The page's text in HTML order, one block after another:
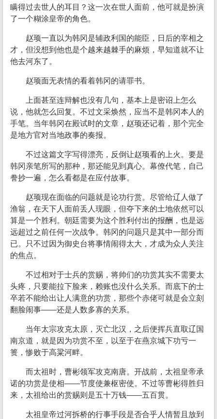
瞒得过去世人的耳目？这一次在世人面前，他可就是扮演
了一个糊涂皇帝的角色。
赵顼一直以为韩冈是辅政利国的能臣，日后的宰相之
才，但没想到他也是个越来越棘手的麻烦，早知道就不让
他去河东了。
赵顼面无表情的看着韩冈的请罪书。
上面甚至连辩解也没有几句，基本上是密诏上怎么
说，他就怎么回复。不过文采焕然，应当不是韩冈本人的
手笔。当年韩冈在殿试时的文章，赵顼还记着，那个完全
是地方官对当地政事的奏报。
不过这篇文字写得漂亮，反倒让赵顼看的上火。要是
韩冈亲笔所写的那种，那还能见到真心。幕僚代笔，自己
誊抄一遍，怎么看都是在应付故事。
赵顼现在面临的问题就是论功行赏。尽管给辽人做了
渔翁，在天下人面前丢人现眼，但夺下来的土地依然可以
算是一个胜利。朝廷需要为这个胜利付出的报酬，也是远
远超过之前任何一次战争。韩冈的问题只是其中一部分而
已。只不过因为御史台将事情闹得太大，才成为众人关注
的焦点。
不过相对于士兵的赏赐，将帅们的功赏其实不需要太
头疼，只要能拉下脸来，赖账也没什么关系。而底下的士
卒若不能给出让人满意的功赏，那些个赤佬可就是会立刻
翻脸闹事——还是人数多寡的关系。
当年太宗攻克太原，灭亡北汉，之后便挥兵直取辽国
南京道，就是因为功赏不至，以至于在燕京城下功亏一
篑，惨败于高粱河畔。
而太祖时，曹彬领军攻克南唐。开战前，太祖皇帝承
诺的功赏是使相——节度使兼枢密使。不过等曹彬得胜归
来，太祖给出的赏赐则是五十万钱——五百贯。
太祖皇帝过河拆桥的行事手段是否合乎人情暂且放到